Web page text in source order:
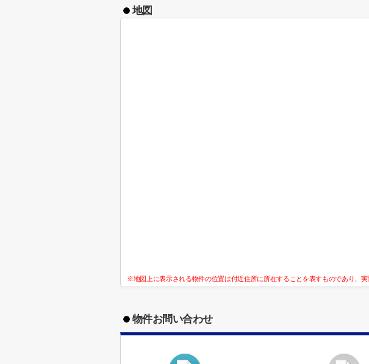
地図
※地図上に表示される物件の位置は付近住所に所在することを表すものであり、実
物件お問い合わせ